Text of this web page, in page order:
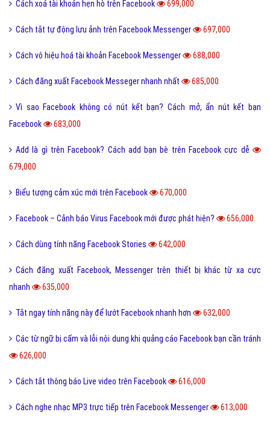
Cách xoá tài khoản hẹn hò trên Facebook 699,000
Cách tắt tự động lưu ảnh trên Facebook Messenger 697,000
Cách vô hiệu hoá tài khoản Facebook Messenger 688,000
Cách đăng xuất Facebook Messeger nhanh nhất 685,000
Vì sao Facebook không có nút kết bạn? Cách mở, ẩn nút kết bạn
Facebook
683,000
Add là gì trên Facebook? Cách add bạn bè trên Facebook cực dễ
679,000
Biểu tượng cảm xúc mới trên Facebook 670,000
Facebook – Cảnh báo Virus Facebook mới được phát hiện? 656,000
Cách dùng tính năng Facebook Stories 642,000
Cách đăng xuất Facebook, Messenger trên thiết bị khác từ xa cực
nhanh
635,000
Tắt ngay tính năng này để lướt Facebook nhanh hơn 632,000
Các từ ngữ bị cấm và lỗi nội dung khi quảng cáo Facebook bạn cần tránh
626,000
Cách tắt thông báo Live video trên Facebook 616,000
Cách nghe nhạc MP3 trực tiếp trên Facebook Messenger 613,000